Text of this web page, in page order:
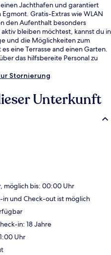
Jachthafen und garantiert
Gratis-Extras wie WLAN
den Aufenthalt besonders
bleiben möchtest, kannst du in
und die Möglichkeiten zum
eine Terrasse and einen Garten.
das hilfsbereite Personal zu
Stornierung
Unterkunft
möglich bis: 00:00 Uhr
in und Check-out ist möglich
in: 18 Jahre
Uhr